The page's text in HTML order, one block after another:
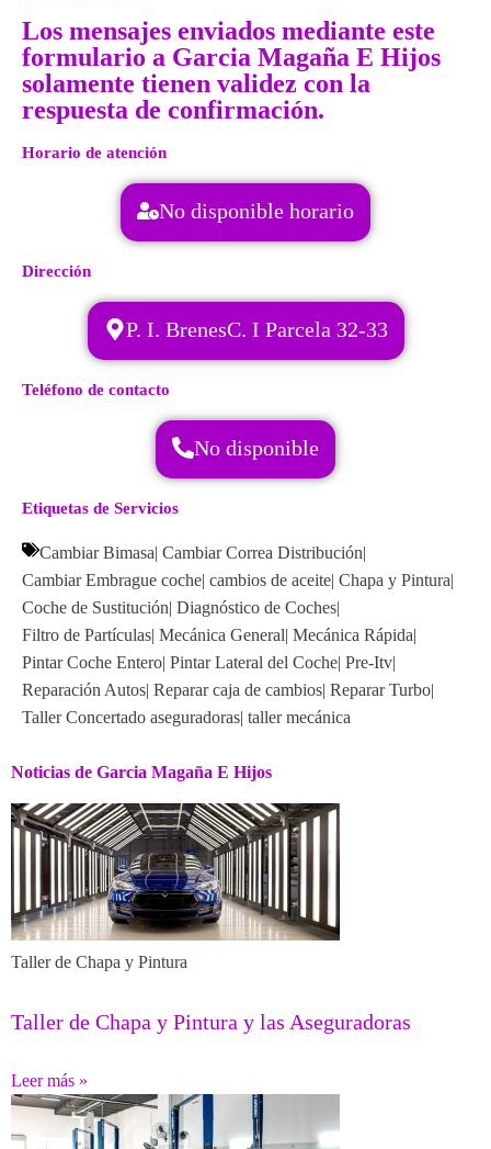
Los mensajes enviados mediante este
formulario a Garcia Magaña E Hijos
solamente tienen validez con la
respuesta de confirmación.
Horario de atención
No disponible horario
Dirección
P. I. BrenesC. I Parcela 32-33
Teléfono de contacto
No disponible
Etiquetas de Servicios
Cambiar Bimasa| Cambiar Correa Distribución|
Cambiar Embrague coche| cambios de aceite| Chapa y Pintura|
Coche de Sustitución| Diagnóstico de Coches|
Filtro de Partículas| Mecánica General| Mecánica Rápida|
Pintar Coche Entero| Pintar Lateral del Coche| Pre-Itv|
Reparación Autos| Reparar caja de cambios| Reparar Turbo|
Taller Concertado aseguradoras| taller mecánica
Noticias de Garcia Magaña E Hijos
Taller de Chapa y Pintura
Taller de Chapa y Pintura y las Aseguradoras
Leer más »